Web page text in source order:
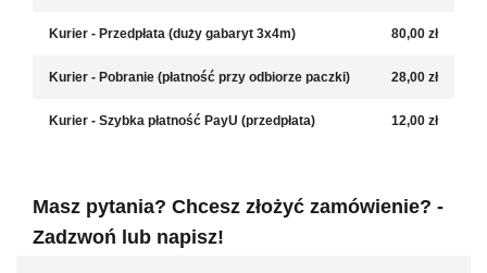
Kurier - Przedpłata (duży gabaryt 3x4m) 80,00 zł
Kurier - Pobranie (płatność przy odbiorze paczki) 28,00 zł
Kurier - Szybka płatność PayU (przedpłata) 12,00 zł
Masz pytania? Chcesz złożyć zamówienie? -
Zadzwoń lub napisz!